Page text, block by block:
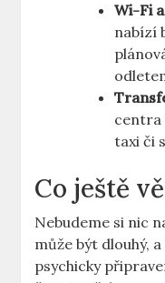
Wi-Fi
nabízí
centra
taxi či
Co ještě
Nebudeme ⁣si nic​
může být dlouhý,
psychicky